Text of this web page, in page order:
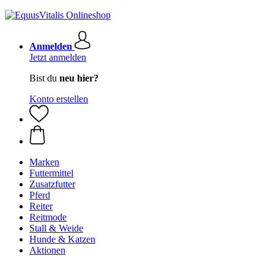
Anmelden
Jetzt anmelden
Bist du neu hier?
Konto erstellen
Marken
Futtermittel
Zusatzfutter
Pferd
Reiter
Reitmode
Stall & Weide
Hunde & Katzen
Aktionen